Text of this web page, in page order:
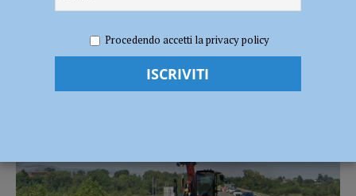
Procedendo accetti la privacy policy